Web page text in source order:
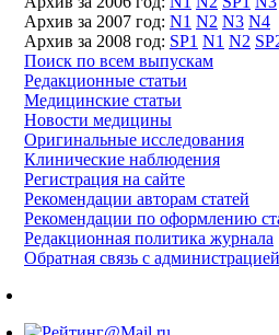
Архив за 2007 год: N1 N2 N3 N4
Архив за 2008 год: SP1 N1 N2
Поиск по всем выпускам
Редакционные статьи
Медицинские статьи
Новости медицины
Оригинальные исследования
Клинические наблюдения
Регистрация на сайте
Рекомендации авторам статей
Рекомендации по оформлению
Редакционная политика журнала
Обратная связь с администрацией